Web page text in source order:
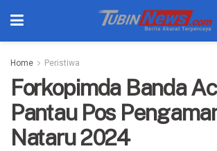
Home Peristiwa
Forkopimda Banda
Pantau Pos
Nataru 2024